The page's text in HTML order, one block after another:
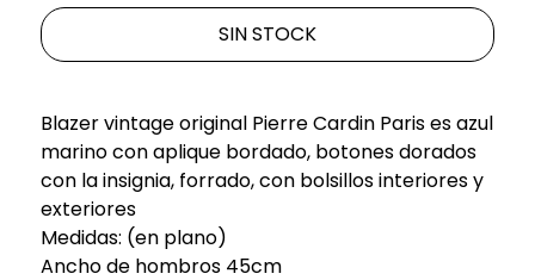
SIN STOCK
Blazer vintage original Pierre Cardin Paris es azul
marino con aplique bordado, botones dorados
con la insignia, forrado, con bolsillos interiores y
exteriores
Medidas: (en plano)
Ancho de hombros 45cm